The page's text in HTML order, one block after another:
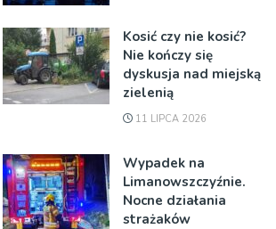
Kosić czy nie kosić?
Nie kończy się
dyskusja nad miejską
zielenią
11 LIPCA 2026
Wypadek na
Limanowszczyźnie.
Nocne działania
strażaków